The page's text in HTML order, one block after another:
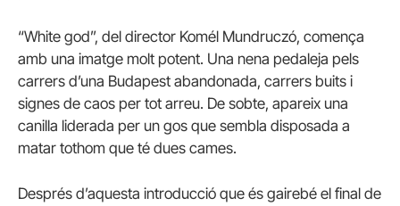
“White god”, del director Komél Mundruczó, comença
amb una imatge molt potent. Una nena pedaleja pels
carrers d’una Budapest abandonada, carrers buits i
signes de caos per tot arreu. De sobte, apareix una
canilla liderada per un gos que sembla disposada a
matar tothom que té dues cames.
Després d’aquesta introducció que és gairebé el final de